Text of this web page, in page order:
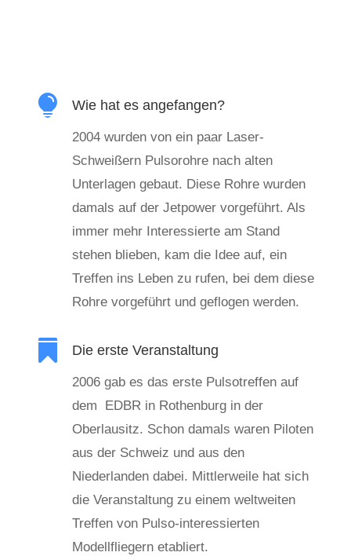
 Wie hat es angefangen?
2004 wurden von ein paar Laser-
Schweißern Pulsorohre nach alten
Unterlagen gebaut. Diese Rohre wurden
damals auf der Jetpower vorgeführt. Als
immer mehr Interessierte am Stand
stehen blieben, kam die Idee auf, ein
Treffen ins Leben zu rufen, bei dem diese
Rohre vorgeführt und geflogen werden.
 Die erste Veranstaltung
2006 gab es das erste Pulsotreffen auf
dem EDBR in Rothenburg in der
Oberlausitz. Schon damals waren Piloten
aus der Schweiz und aus den
Niederlanden dabei. Mittlerweile hat sich
die Veranstaltung zu einem weltweiten
Treffen von Pulso-interessierten
Modellfliegern etabliert.